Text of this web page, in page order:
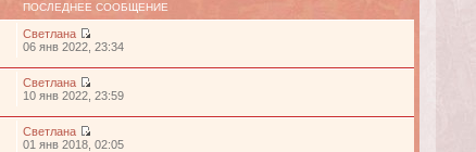
ПОСЛЕДНЕЕ СООБЩЕНИЕ
Светлана
06 янв 2022, 23:34
Светлана
10 янв 2022, 23:59
Светлана
01 янв 2018, 02:05